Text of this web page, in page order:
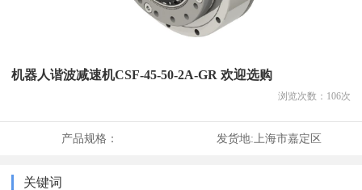
机器人谐波减速机CSF-45-50-2A-GR 欢迎选购
浏览次数： 106次
产品规格： 发货地: 上海市嘉定区
关键词